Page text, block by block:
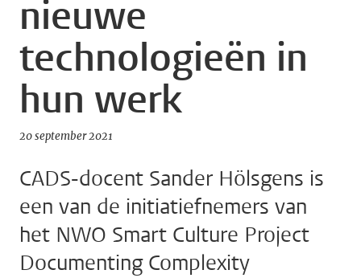
nieuwe
technologieën in
hun werk
20 september 2021
CADS-docent Sander Hölsgens is
een van de initiatiefnemers van
het NWO Smart Culture Project
Documenting Complexity